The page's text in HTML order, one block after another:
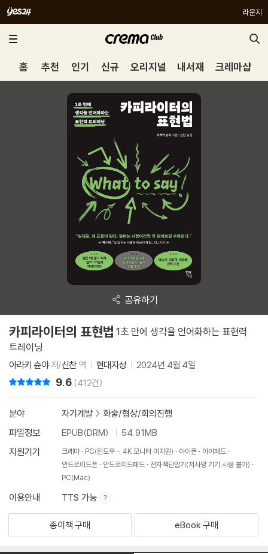
라운지
홈 추천 인기 신규 오리지널 내서재 크레마샵
공유하기
카피라이터의 표현법 1초 만에 생각을 언어화하는 표현력
트레이닝
아라키 슌야저/신찬역 현대지성 2024년 4월 4일
9.6 (412건)
분야 자기계발 > 화술/협상/회의진행
파일정보
EPUB(DRM)
54.91MB
지원기기
크레마 PC(윈도우 - 4K 모니터 미지원) 아이폰
아이패드
안드로이드폰
안드로이드패드
전자책단말기(저사양 기기 사용 불가)
PC(Mac)
이용안내 TTS 가능
종이책 구매 eBook 구매